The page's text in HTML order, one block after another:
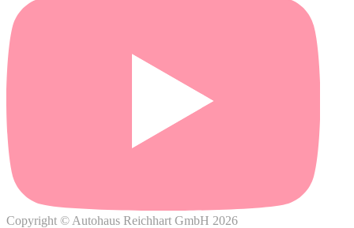
Wo können Sie weitere Informationen über die Verarbeitung
Ihrer personenbezogenen Daten und Ihrer damit
verbundenen Rechte finden?
Copyright © Autohaus Reichhart GmbH 2026